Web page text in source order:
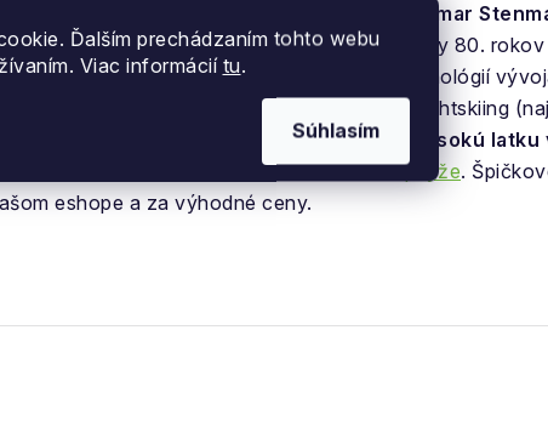
Ďalším prechádzaním tohto webu
Viac informáciítu.
Súhlasím
aj vďaka švédskej lyžiarskej legende
Ingemar
závodu jazdil iba na lyžiach Elan. Začiatky 80.
neustálych inovácií a prevratných technológií
športového vybavenia"
. Koncept Lightskiing
sú dôkazom toho, že Elan stálenastavuje vysokú latku
- kvalitné lyže na zjazd aleboskialp lyže.
eshope a za výhodné ceny.